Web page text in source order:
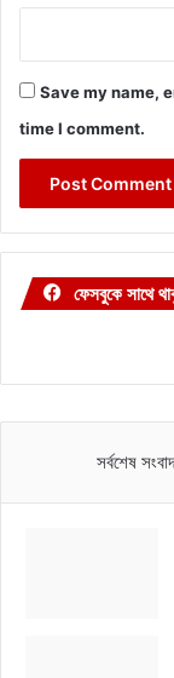
Save my name,
time I comment.
ফেসবুকে সাথে
সর্বশেষ সংবাদ